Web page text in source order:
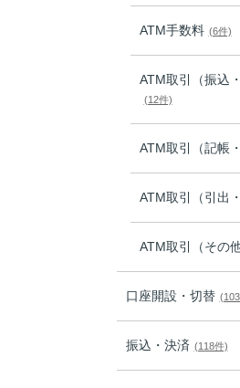
ATM手数料 (6件)
ATM取引（振込
(12件)
ATM取引（記帳
ATM取引（引出
ATM取引（その他
口座開設・切替
振込・決済 (118件)